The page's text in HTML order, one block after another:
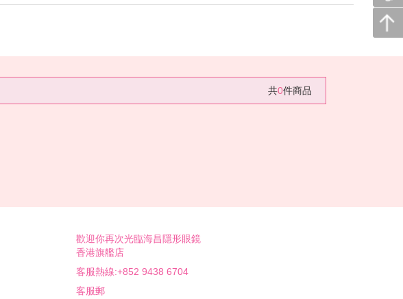
共0件商品
歡迎你再次光臨海昌隱形眼鏡
香港旗艦店
客服熱線:+852 9438 6704
客服郵